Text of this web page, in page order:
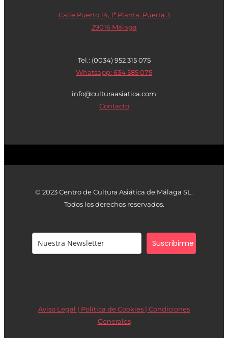
Calle Puerto 14, 1ª Planta, Puerta 3
29016 Málaga
Tel.: (0034) 952 315 075
Whatsapp: 634 585 075
info@culturaasiatica.com
Contacto
© 2023 Centro de Cultura Asiática de Málaga SL.
Todos los derechos reservados.
Suscribirme
Aviso Legal | Política de Cookies | Condiciones
Generales